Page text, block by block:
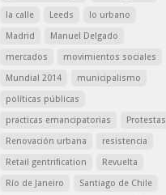
la calle
Leeds
lo urbano
Madrid
Manuel Delgado
mercados
movimientos sociales
Mundial 2014
municipalismo
políticas públicas
practicas emancipatorias
Protestas
Renovación urbana
resistencia
Retail gentrification
Revuelta
Río de Janeiro
Santiago de Chile